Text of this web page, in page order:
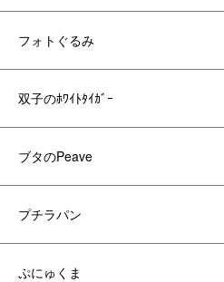
フォトぐるみ
双子のﾎﾜｲﾄﾀｲｶﾞｰ
ブタのPeave
プチラパン
ぷにゅくま